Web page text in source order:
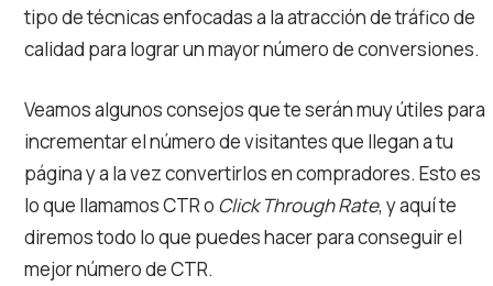
tipo de técnicas enfocadas a la atracción de tráfico de
calidad para lograr un mayor número de conversiones.
Veamos algunos consejos que te serán muy útiles para
incrementar el número de visitantes que llegan a tu
página y a la vez convertirlos en compradores. Esto es
lo que llamamos CTR o Click Through Rate, y aquí te
diremos todo lo que puedes hacer para conseguir el
mejor número de CTR.